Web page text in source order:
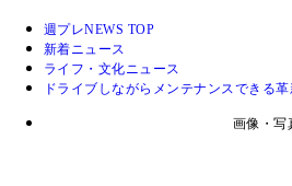
週プレNEWS TOP
新着ニュース
ライフ・文化ニュース
ドライブしながらメンテナンスできる
画像・写